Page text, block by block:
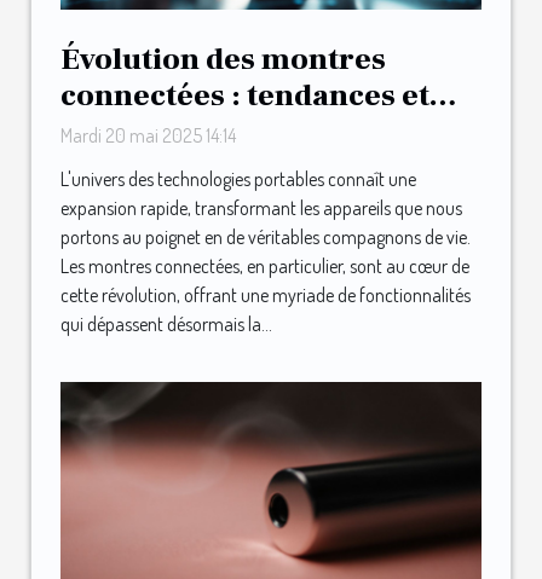
Évolution des montres
connectées : tendances et
technologies en 2025
Mardi 20 mai 2025 14:14
L'univers des technologies portables connaît une
expansion rapide, transformant les appareils que nous
portons au poignet en de véritables compagnons de vie.
Les montres connectées, en particulier, sont au cœur de
cette révolution, offrant une myriade de fonctionnalités
qui dépassent désormais la...